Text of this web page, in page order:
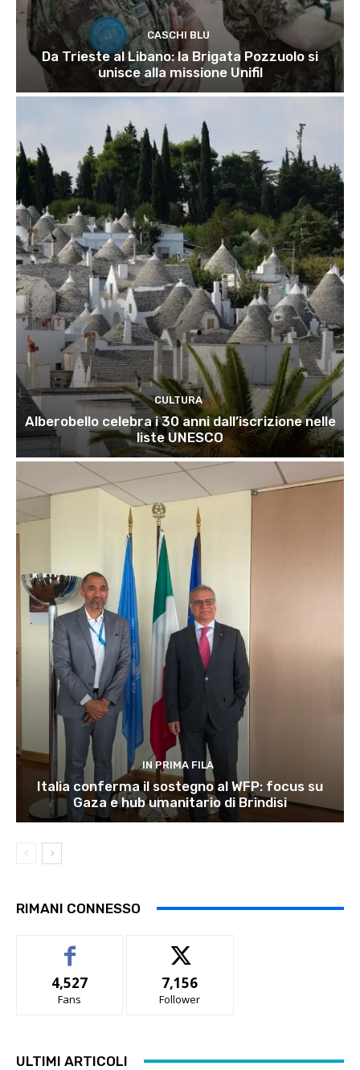
CASCHI BLU
Da Trieste al Libano: la Brigata Pozzuolo si
unisce alla missione Unifil
CULTURA
Alberobello celebra i 30 anni dall’iscrizione nelle
liste UNESCO
IN PRIMA FILA
Italia conferma il sostegno al WFP: focus su
Gaza e hub umanitario di Brindisi
RIMANI CONNESSO
4,527
Fans
7,156
Follower
ULTIMI ARTICOLI